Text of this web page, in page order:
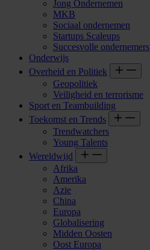
Jong Ondernemen
MKB
Sociaal ondernemen
Startups Scaleups
Succesvolle ondernemers
Onderwijs
Overheid en Politiek
Geopolitiek
Veiligheid en terrorisme
Sport en Teambuilding
Toekomst en Trends
Trendwatchers
Young Talents
Wereldwijd
Afrika
Amerika
Azie
China
Europa
Globalisering
Midden Oosten
Oost Europa